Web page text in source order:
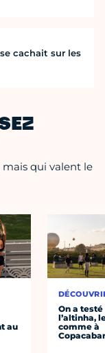
cachait sur les
mais qui valent le
au
On a testé
l’altinha,
comme à